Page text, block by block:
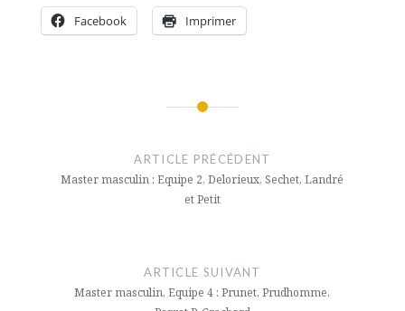
Facebook Imprimer
l’article
ARTICLE PRÉCÉDENT
Master masculin : Equipe 2, Delorieux, Sechet, Landré
et Petit
ARTICLE SUIVANT
Master masculin, Equipe 4 : Prunet, Prudhomme,